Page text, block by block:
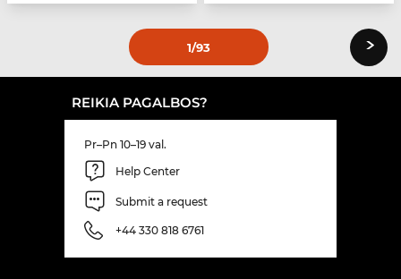
1/93 ›
REIKIA PAGALBOS?
Pr–Pn 10–19 val.
Help Center
Submit a request
+44 330 818 6761